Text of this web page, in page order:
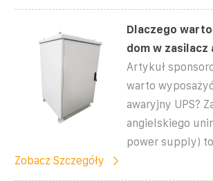
Dlaczego
dom w zasilacz
Artykuł
warto
awaryjny UPS?
angielskiego
power supply)
Zobacz Szczegóły